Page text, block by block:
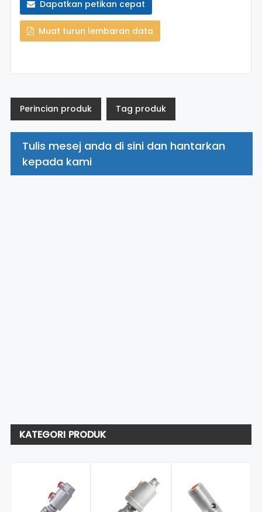
Dapatkan petikan cepat
Muat turun lembaran data
Perincian produk Tag produk
Tulis mesej anda di sini dan hantarkan
kepada kami
KATEGORI PRODUK